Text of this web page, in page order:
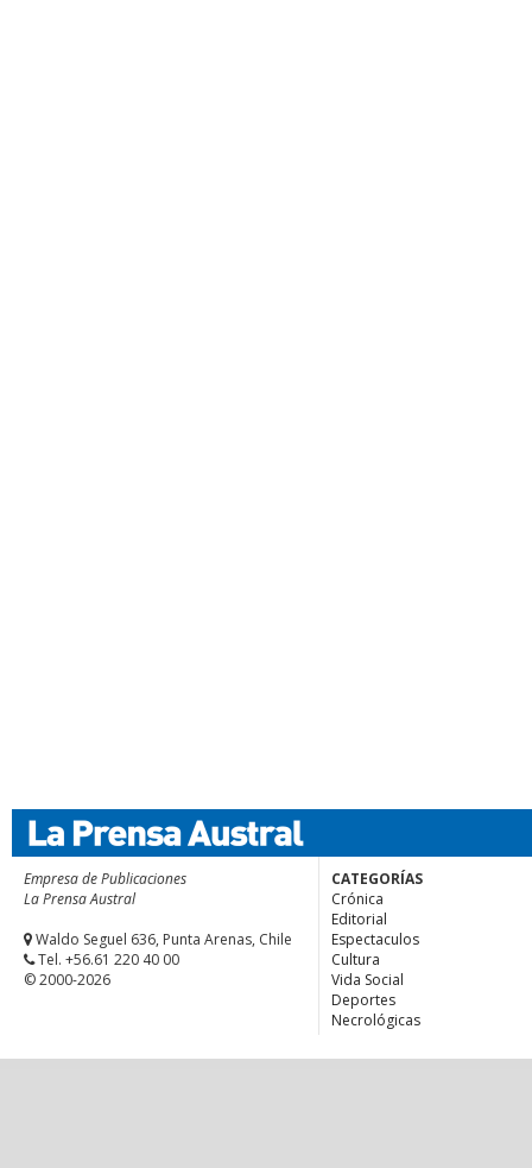
Empresa de Publicaciones
La Prensa Austral
Waldo Seguel 636, Punta Arenas, Chile
Tel. +56.61 220 40 00
© 2000-2026
CATEGORÍAS
Crónica
Editorial
Espectaculos
Cultura
Vida Social
Deportes
Necrológicas